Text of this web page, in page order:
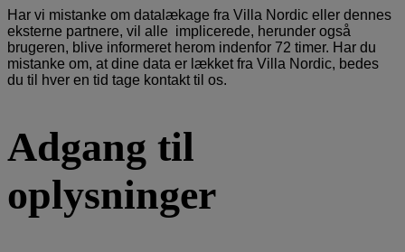
Har vi mistanke om datalækage fra Villa Nordic eller dennes
eksterne partnere, vil alle implicerede, herunder også
brugeren, blive informeret herom indenfor 72 timer. Har du
mistanke om, at dine data er lækket fra Villa Nordic, bedes
du til hver en tid tage kontakt til os.
Adgang til
oplysninger